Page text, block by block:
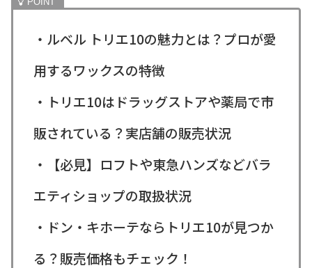
・ルベル トリエ10の魅力とは？プロが愛
用するワックスの特徴
・トリエ10はドラッグストアや薬局で市
販されている？実店舗の販売状況
・【必見】ロフトや東急ハンズなどバラ
エティショップの取扱状況
・ドン・キホーテならトリエ10が見つか
る？販売価格もチェック！